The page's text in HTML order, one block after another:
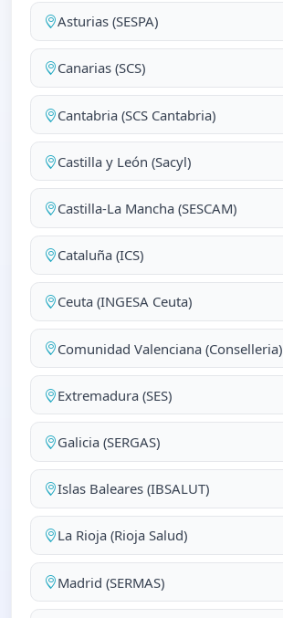
Asturias (SESPA)
Canarias (SCS)
Cantabria (SCS Cantabria)
Castilla y León (Sacyl)
Castilla-La Mancha (SESCAM)
Cataluña (ICS)
Ceuta (INGESA Ceuta)
Comunidad Valenciana (Conselleria)
Extremadura (SES)
Galicia (SERGAS)
Islas Baleares (IBSALUT)
La Rioja (Rioja Salud)
Madrid (SERMAS)